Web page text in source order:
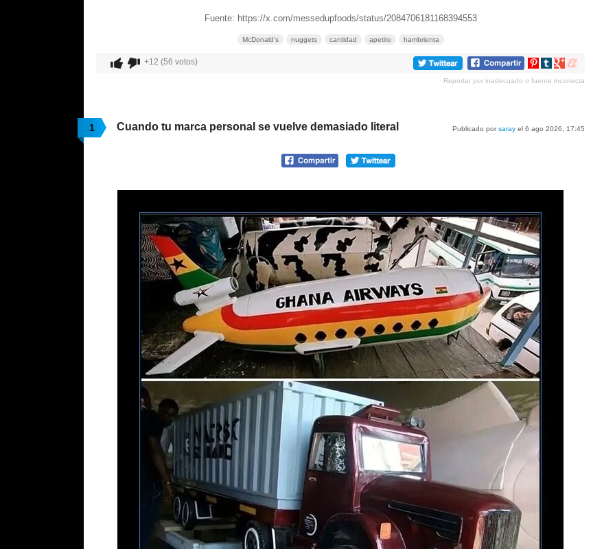
Fuente: https://x.com/messedupfoods/status/2084706181168394553
McDonald's nuggets cantidad apetito hambrienta
+12 (56 votos)
Compartir
Pinterest
Compartir
tumblr
Compartir
Google+
Compartir
meneame
Reportar por inadecuado o fuente incorrecta
1 Publicado porsaray el 6 ago 2026, 17:45
Cuando tu marca personal se vuelve demasiado literal